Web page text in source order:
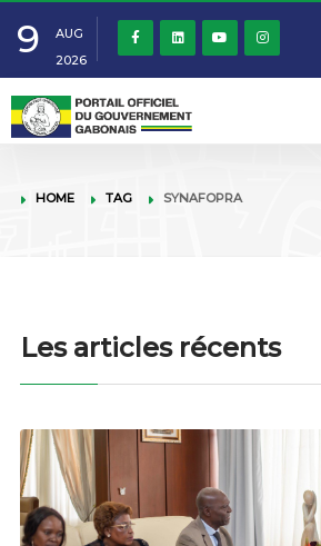
9
AUG
2026
HOME TAG SYNAFOPRA
Les articles récents